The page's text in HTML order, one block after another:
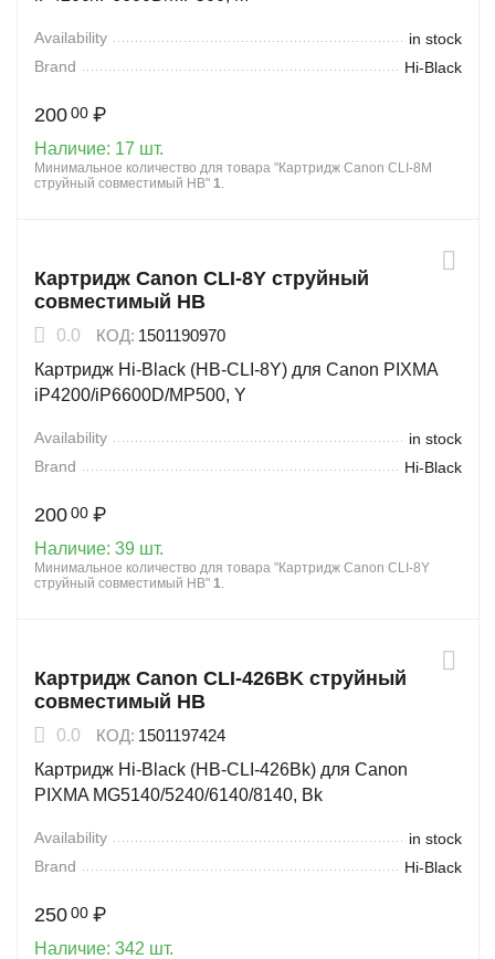
Availability
in stock
Brand
Hi-Black
200 00 ₽
Наличие: 17 шт.
Минимальное количество для товара "Картридж Canon CLI-8M
струйный совместимый HB" 1.
Картридж Canon CLI-8Y струйный
совместимый HB
0.0 КОД: 1501190970
Картридж Hi-Black (HB-CLI-8Y) для Canon PIXMA
iP4200/iP6600D/MP500, Y
Availability
in stock
Brand
Hi-Black
200 00 ₽
Наличие: 39 шт.
Минимальное количество для товара "Картридж Canon CLI-8Y
струйный совместимый HB" 1.
Картридж Canon CLI-426BK струйный
совместимый HB
0.0 КОД: 1501197424
Картридж Hi-Black (HB-CLI-426Bk) для Canon
PIXMA MG5140/5240/6140/8140, Bk
Availability
in stock
Brand
Hi-Black
250 00 ₽
Наличие: 342 шт.